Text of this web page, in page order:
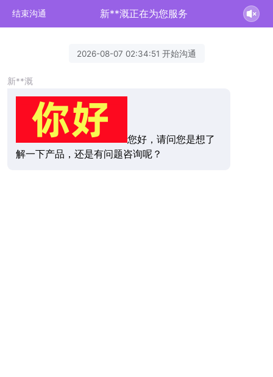
结束沟通 新**溉正在为您服务
2026-08-07 02:34:51 开始沟通
新**溉
您好，请问您是想了
解一下产品，还是有问题咨询呢？